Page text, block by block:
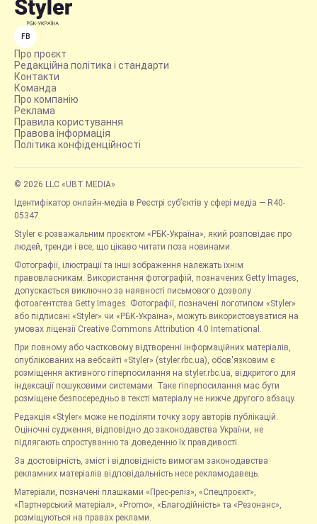
FB
Про проєкт
Редакційна політика і стандарти
Контакти
Команда
Про компанію
Реклама
Правила користування
Правова інформація
Політика конфіденційності
© 2026 LLC «UBT MEDIA»
Ідентифікатор онлайн-медіа в Реєстрі суб’єктів у сфері медіа — R40-
05347
Styler є розважальним проєктом «РБК-Україна», який розповідає про
людей, тренди і все, що цікаво читати поза новинами.
Фотографії, ілюстрації та інші зображення належать їхнім
правовласникам. Використання фотографій, позначених Getty Images,
допускається виключно за наявності письмового дозволу
фотоагентства Getty Images. Фотографії, позначені логотипом «Styler»
або підписані «Styler» чи «РБК-Україна», можуть використовуватися на
умовах ліцензії Creative Commons Attribution 4.0 International.
При повному або частковому відтворенні інформаційних матеріалів,
опублікованих на вебсайті «Styler» (styler.rbc.ua), обов'язковим є
розміщення активного гіперпосилання на styler.rbc.ua, відкритого для
індексації пошуковими системами. Таке гіперпосилання має бути
розміщене безпосередньо в тексті матеріалу не нижче другого абзацу.
Редакція «Styler» може не поділяти точку зору авторів публікацій.
Оціночні судження, відповідно до законодавства України, не
підлягають спростуванню та доведенню їх правдивості.
За достовірність, зміст і відповідність вимогам законодавства
рекламних матеріалів відповідальність несе рекламодавець.
Матеріали, позначені плашками «Прес-реліз», «Спецпроєкт»,
«Партнерський матеріал», «Promo», «Благодійність» та «Резонанс»,
розміщуються на правах реклами.